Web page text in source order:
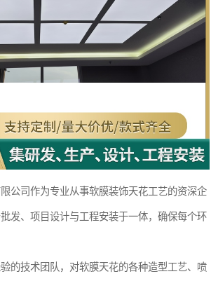
公司作为专业从事软膜装饰天花工艺的资深企
发、项目设计与工程安装于一体，确保每个环
的技术团队，对软膜天花的各种造型工艺、喷